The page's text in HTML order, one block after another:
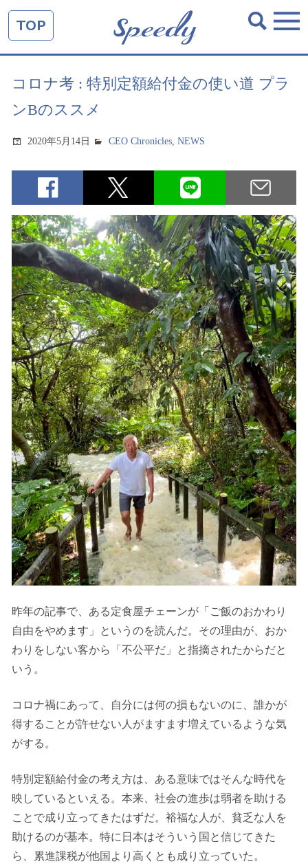
TOP
コロナ考 : 特別定額給付金の使い道 プラ
ンBのススメ
2020年5月14日 CEO Chronicles,NEWS
昨年の記事で、ある定食屋チェーンが「ご飯のおかわり
自由をやめます」というのを読んだ。その理由が、おか
わりをしない客から「不公平だ」と指摘されたからだと
いう。
コロナ禍にあって、自分には何の損もないのに、誰かが
得することが許せない人がますます増えているような気
がする。
特別定額給付金の考え方は、ある意味ではそんな時代を
映しているといえる。本来、社会の進歩は弱者を助ける
ことで成り立ってきたはずだ。裕福な人が、貧乏な人を
助けるのが基本。特に日本はそういう国と信じてきた
ら、累進課税が他国より高くとも成り立っていた。